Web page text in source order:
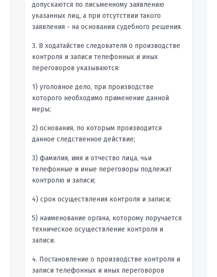
допускаются по письменному заявлению
указанных лиц, а при отсутствии такого
заявления - на основании судебного решения.
3. В ходатайстве следователя о производстве
контроля и записи телефонных и иных
переговоров указываются:
1) уголовное дело, при производстве
которого необходимо применение данной
меры;
2) основания, по которым производится
данное следственное действие;
3) фамилия, имя и отчество лица, чьи
телефонные и иные переговоры подлежат
контролю и записи;
4) срок осуществления контроля и записи;
5) наименование органа, которому поручается
техническое осуществление контроля и
записи.
4. Постановление о производстве контроля и
записи телефонных и иных переговоров